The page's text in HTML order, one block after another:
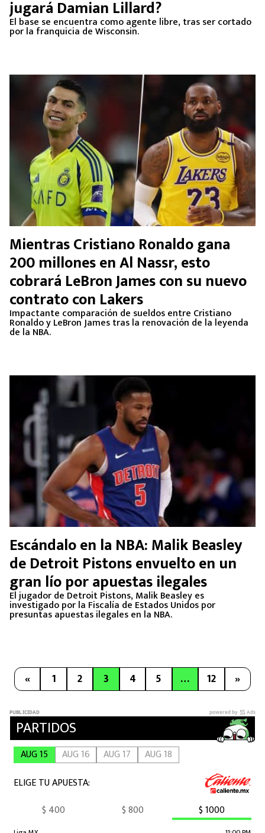
jugará Damian Lillard?
El base se encuentra como agente libre, tras ser cortado
por la franquicia de Wisconsin.
Mientras Cristiano Ronaldo gana
200 millones en Al Nassr, esto
cobrará LeBron James con su nuevo
contrato con Lakers
Impactante comparación de sueldos entre Cristiano
Ronaldo y LeBron James tras la renovación de la leyenda
de la NBA.
Escándalo en la NBA: Malik Beasley
de Detroit Pistons envuelto en un
gran lío por apuestas ilegales
El jugador de Detroit Pistons, Malik Beasley es
investigado por la Fiscalía de Estados Unidos por
presuntas apuestas ilegales en la NBA.
« 1 2 3 4 5 … 12 »